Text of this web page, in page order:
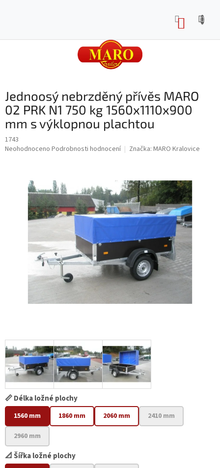
Jednoosý nebrzděný přívěs MARO
02 PRK N1 750 kg 1560x1110x900
mm s výklopnou plachtou
1743
Průměrné
hvězdiček.
Neohodnoceno Podrobnosti hodnocení Značka: MARO Kralovice
📏 Délka ložné plochy
1560 mm 1860 mm 2060 mm 2410 mm
2960 mm
📐 Šířka ložné plochy